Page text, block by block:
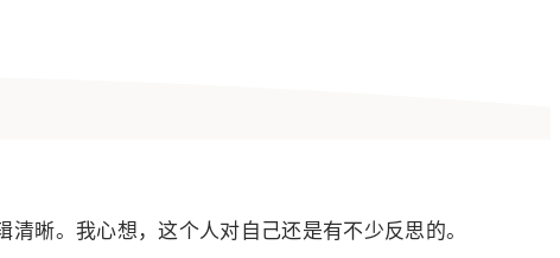
晰。我心想，这个人对自己还是有不少反思的。